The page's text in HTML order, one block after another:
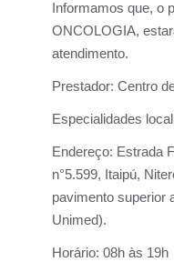
Informamos que, o
ONCOLOGIA,
atendimento.
Prestador: Centro
Especialidades
Endereço: Estrada
n°5.599, Itaipú,
pavimento superior
Unimed).
Horário: 08h às 19h